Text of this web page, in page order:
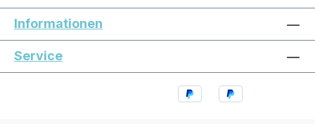
Informationen
Service